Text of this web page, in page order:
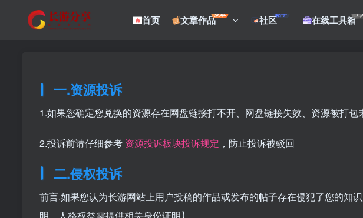
首页 文章作品菜单 社区帖子 在线工具箱工
一.资源投诉
1.如果您确定您兑换的资源存在网盘链接打不开、网盘链接失效、资源被打
2.投诉前请仔细参考 资源投诉板块投诉规定 ，防止投诉被驳回
二.侵权投诉
前言.如果您认为长游网站上用户投稿的作品或发布的帖子存在侵犯了您的知
明、人格权益需提供相关身份证明】